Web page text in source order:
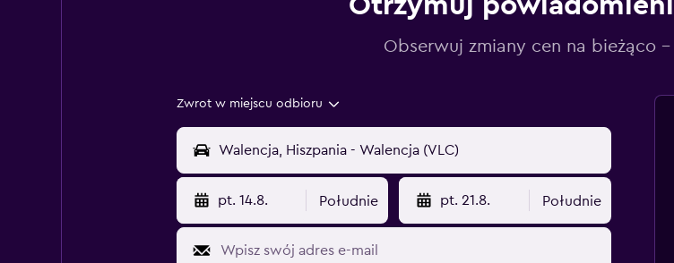
Obserwuj zmiany cen na bieżąco
Zwrot w miejscu odbioru
pt. 14.8. Południe pt. 21.8. Południe